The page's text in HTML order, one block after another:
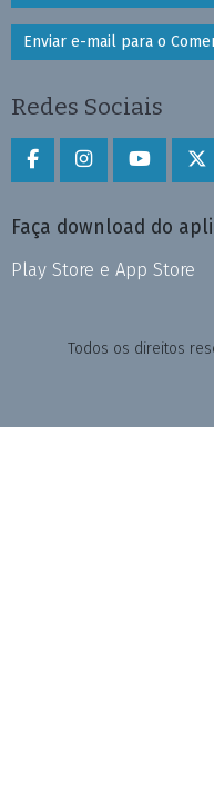
Enviar e-mail para o
Redes Sociais
Faça download do
Play Store e App Store
Todos os direitos